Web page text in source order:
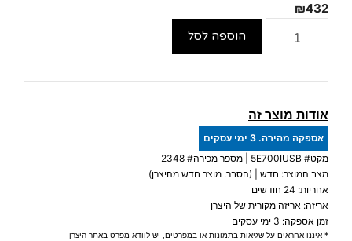
₪432
Eaton
700i
USB
-
חדש-
אחריות
שנתיים
הוספה לסל
אודות מוצר זה
אספקה מהירה. 3 ימי עסקים
מקט# 5E700IUSB | מספר מכירה# 2348
מצב המוצר: חדש | (הסבר: מוצר חדש מהיצרן)
אחריות: 24 חודשים
אריזה: אריזה מקורית של היצרן
זמן אספקה: 3 ימי עסקים
* איננו אחראים על שגיאות בתמונות או במפרטים, יש לוודא מפרט באתר היצרן